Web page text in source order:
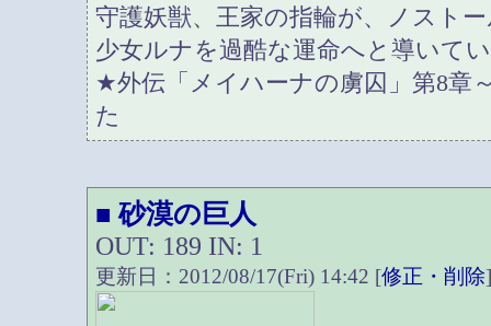
守護妖獣、王家の指輪が、ノスト
少女ルナを過酷な運命へと導いて
★外伝「メイハーナの虜囚」第8章
た
■ 砂漠の巨人
OUT: 189 IN: 1
更新日：2012/08/17(Fri) 14:42 [修正・削除